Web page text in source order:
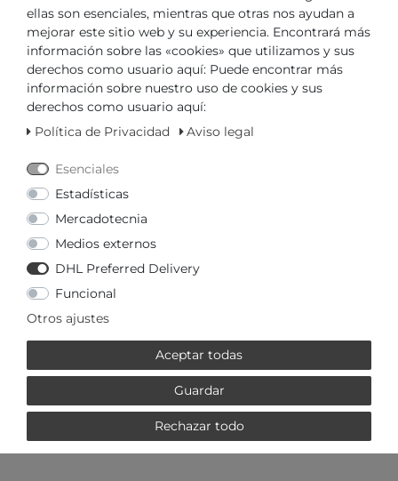
a partir de 8179,00 € *
Pure! Diamonds Jewelry -
Pulsera 18 kt
Pure! Diamonds Jewellery
*legal incl. IVA Más Gastos de envío
Pure! Diamonds Jewellery
*legal incl. IVA
ellas son esenciales, mientras que otras nos ayudan a
mejorar este sitio web y su experiencia. Encontrará más
información sobre las «cookies» que utilizamos y sus
derechos como usuario aquí: Puede encontrar más
información sobre nuestro uso de cookies y sus
derechos como usuario aquí:
Política de Privacidad
Aviso legal
Esenciales
Estadísticas
Mercadotecnia
Medios externos
DHL Preferred Delivery
Funcional
Otros ajustes
Aceptar todas
Guardar
Rechazar todo